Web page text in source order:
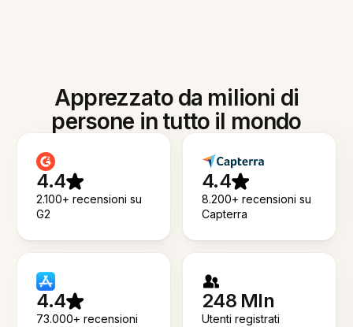
Apprezzato da milioni di
persone in tutto il mondo
4.4
2.100+ recensioni su
G2
4.4
8.200+ recensioni su
Capterra
4.4
73.000+ recensioni
248 Mln
Utenti registrati